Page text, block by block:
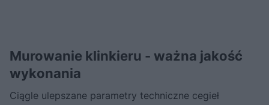
Murowanie klinkieru - ważna jakość
wykonania
Ciągle ulepszane parametry techniczne cegieł